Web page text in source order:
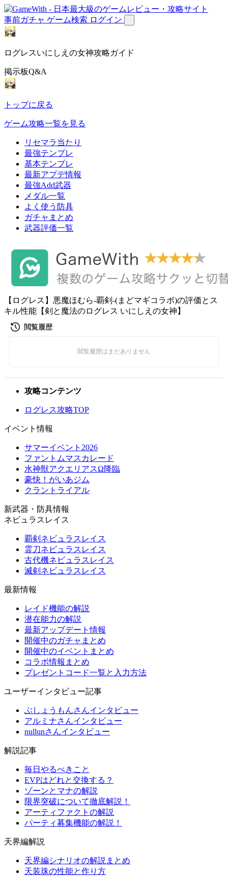
事前ガチャ ゲーム検索 ログイン
ログレスいにしえの女神攻略ガイド
掲示板Q&A
トップに戻る
ゲーム攻略一覧を見る
リセマラ当たり
最強テンプレ
基本テンプレ
最新アプデ情報
最強Add武器
メダル一覧
よく使う防具
ガチャまとめ
武器評価一覧
【ログレス】悪魔ほむら-覇剣-(まどマギコラボ)の評価とス
キル性能【剣と魔法のログレス いにしえの女神】
攻略コンテンツ
ログレス攻略TOP
イベント情報
サマーイベント2026
ファントムマスカレード
水神獣アクエリアスΩ降臨
豪快！がいあジム
クラントライアル
新武器・防具情報
ネビュラスレイス
覇剣ネビュラスレイス
霊刀ネビュラスレイス
古代機ネビュラスレイス
滅剣ネビュラスレイス
最新情報
レイド機能の解説
潜在能力の解説
最新アップデート情報
開催中のガチャまとめ
開催中のイベントまとめ
コラボ情報まとめ
プレゼントコード一覧と入力方法
ユーザーインタビュー記事
ぶしょうもんさんインタビュー
アルミナさんインタビュー
nullunさんインタビュー
解説記事
毎日やるべきこと
EVPはどれと交換する？
ゾーンとマナの解説
限界突破について徹底解説！
アーティファクトの解説
パーティ募集機能の解説！
天界編解説
天界編シナリオの解説まとめ
天装珠の性能と作り方